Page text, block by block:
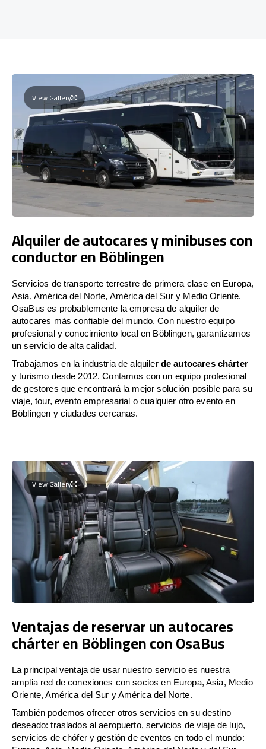
View Gallery
Alquiler de autocares y minibuses con
conductor en Böblingen
Servicios de transporte terrestre de primera clase en Europa,
Asia, América del Norte, América del Sur y Medio Oriente.
OsaBus es probablemente la empresa de alquiler de
autocares más confiable del mundo. Con nuestro equipo
profesional y conocimiento local en Böblingen, garantizamos
un servicio de alta calidad.
Trabajamos en la industria de alquiler de autocares chárter
y turismo desde 2012. Contamos con un equipo profesional
de gestores que encontrará la mejor solución posible para su
viaje, tour, evento empresarial o cualquier otro evento en
Böblingen y ciudades cercanas.
View Gallery
Ventajas de reservar un autocares
chárter en Böblingen con OsaBus
La principal ventaja de usar nuestro servicio es nuestra
amplia red de conexiones con socios en Europa, Asia, Medio
Oriente, América del Sur y América del Norte.
También podemos ofrecer otros servicios en su destino
deseado: traslados al aeropuerto, servicios de viaje de lujo,
servicios de chófer y gestión de eventos en todo el mundo: